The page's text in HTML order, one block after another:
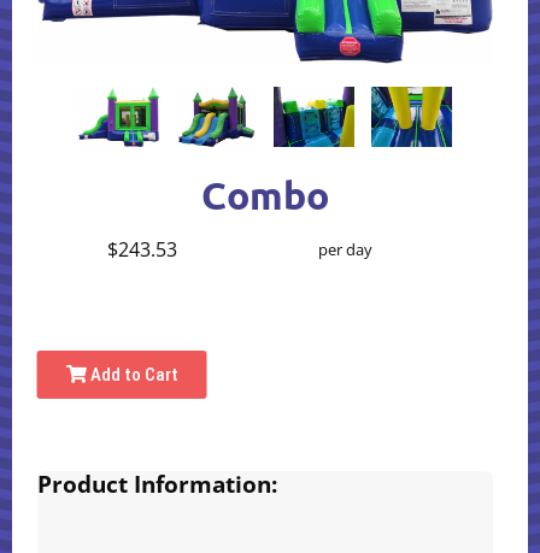
Combo
$243.53 per day
Add to Cart
Product Information: